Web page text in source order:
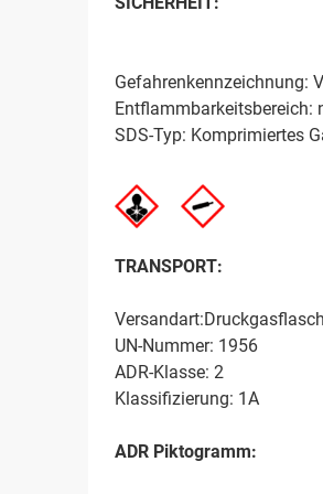
Gefahrenkennzeichnung:
Entflammbarkeitsbereich:
SDS-Typ: Komprimiertes
TRANSPORT:
UN-Nummer: 1956
ADR-Klasse: 2
Klassifizierung: 1A
ADR Piktogramm: